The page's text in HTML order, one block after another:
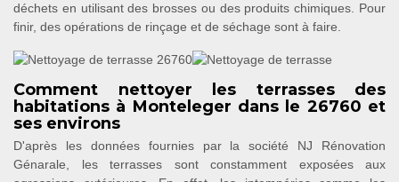
déchets en utilisant des brosses ou des produits chimiques. Pour
finir, des opérations de rinçage et de séchage sont à faire.
Comment nettoyer les terrasses des
habitations à Monteleger dans le 26760 et
ses environs
D'après les données fournies par la société NJ Rénovation
Génarale, les terrasses sont constamment exposées aux